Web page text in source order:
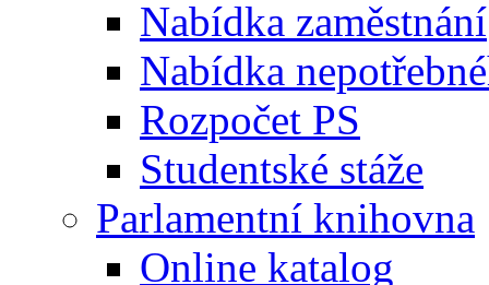
Nabídka zaměstnání
Nabídka
Rozpočet PS
Studentské stáže
Parlamentní knihovna
Online katalog